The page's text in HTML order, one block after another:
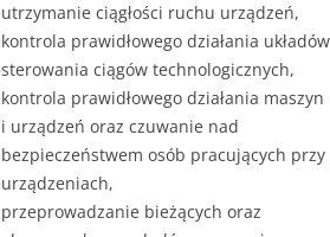
utrzymanie ciągłości ruchu urządzeń,
kontrola prawidłowego działania układów
sterowania ciągów technologicznych,
kontrola prawidłowego działania maszyn
i urządzeń oraz czuwanie nad
bezpieczeństwem osób pracujących przy
urządzeniach,
przeprowadzanie bieżących oraz